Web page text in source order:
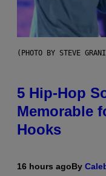
(PHOTO BY STEVE
5 Hip-Hop
Memorable
Hooks
16 hours agoBy